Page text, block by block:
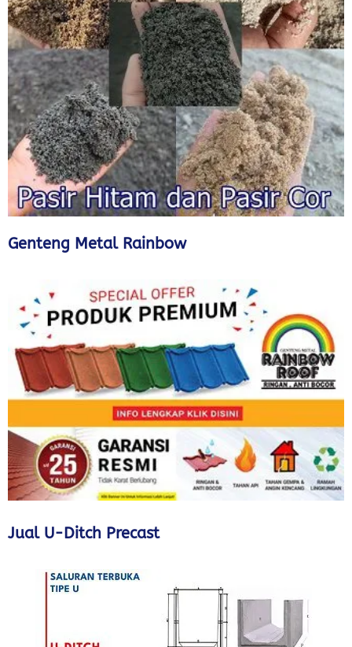
Genteng Metal Rainbow
Jual U-Ditch Precast